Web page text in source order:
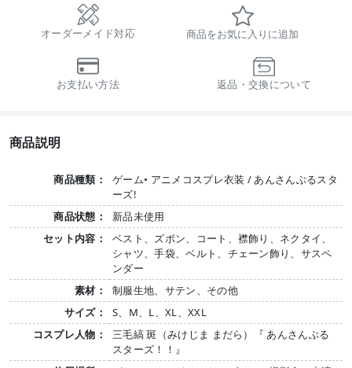
オーダーメイド対応 商品をお気に入りに追加
お支払い方法 返品・交換について
商品説明
商品種類：
ゲーム• アニメコスプレ衣装 / あんさんぶるスタ
ーズ!
商品状態：
新品未使用
セット内容：
ベスト、ズボン、コート、襟飾り、ネクタイ、
シャツ、手袋、ベルト、チェーン飾り、サスペ
ンダー
素材：
制服生地、サテン、その他
サイズ：
S、M、L、XL、XXL
コスプレ人物：
三毛縞 斑（みけじま まだら）『 あんさんぶる
スターズ！！』